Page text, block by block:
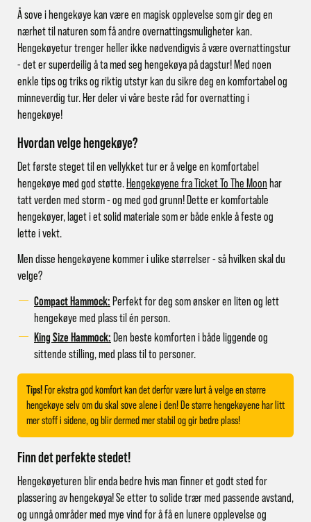
Å sove i hengekøye kan være en magisk opplevelse som gir deg en
nærhet til naturen som få andre overnattingsmuligheter kan.
Hengekøyetur trenger heller ikke nødvendigvis å være overnattingstur
- det er superdeilig å ta med seg hengekøya på dagstur! Med noen
enkle tips og triks og riktig utstyr kan du sikre deg en komfortabel og
minneverdig tur. Her deler vi våre beste råd for overnatting i
hengekøye!
Hvordan velge hengekøye?
Det første steget til en vellykket tur er å velge en komfortabel
hengekøye med god støtte. Hengekøyene fra Ticket To The Moon har
tatt verden med storm - og med god grunn! Dette er komfortable
hengekøyer, laget i et solid materiale som er både enkle å feste og
lette i vekt.
Men disse hengekøyene kommer i ulike størrelser - så hvilken skal du
velge?
Compact Hammock: Perfekt for deg som ønsker en liten og lett
hengekøye med plass til én person.
King Size Hammock: Den beste komforten i både liggende og
sittende stilling, med plass til to personer.
Tips!For ekstra god komfort kan det derfor være lurt å velge en større
hengekøye selv om du skal sove alene i den! De større hengekøyene har litt
mer stoff i sidene, og blir dermed mer stabil og gir bedre plass!
Finn det perfekte stedet!
Hengekøyeturen blir enda bedre hvis man finner et godt sted for
plassering av hengekøya! Se etter to solide trær med passende avstand,
og unngå områder med mye vind for å få en lunere opplevelse og